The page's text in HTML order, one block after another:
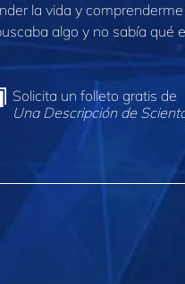
la vida y comprenderme
algo y no sabía qué
Solicita un folleto gratis de
Una Descripción de